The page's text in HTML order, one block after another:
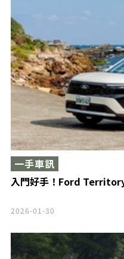
入門好手！Ford
一手車訊
2026-01-30